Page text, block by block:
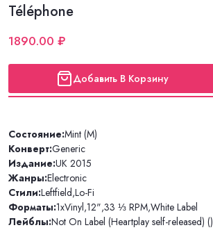
Téléphone
1890.00 ₽
Добавить В Корзину
Состояние:Mint (M)
Конверт:Generic
Издание:UK 2015
Жанры:Electronic
Стили:Leftfield,Lo-Fi
Форматы:1xVinyl,12",33 ⅓ RPM,White Label
Лейблы:Not On Label (Heartplay self-released) ()